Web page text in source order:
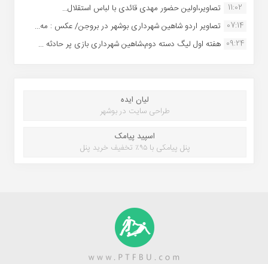
11:02
تصاویر،اولین حضور مهدی قائدی با لباس استقلال...
07:14 تصاویر اردو شاهین شهرداری بوشهر در بروجن/ عکس : مه...
09:24 هفته اول لیگ دسته دوم،شاهین شهرداری بازی پر حادثه ...
لیان ایده
طراحی سایت در بوشهر
اسپید پیامک
پنل پیامکی با ۹۵٪ تخفیف خرید پنل